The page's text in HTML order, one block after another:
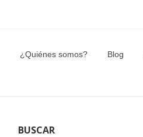
¿Quiénes somos? Blog
BUSCAR